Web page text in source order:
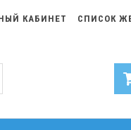
СПИСОК
КАБИНЕТ